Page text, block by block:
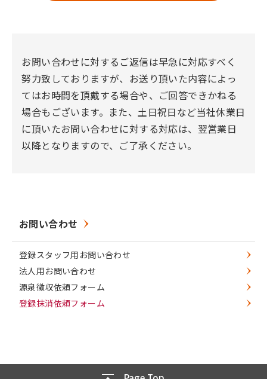
お問い合わせに対するご返信は早急に対応すべく
努力致しておりますが、お送り頂いた内容によっ
てはお時間を頂戴する場合や、ご回答できかねる
場合もございます。また、土日祝日など当社休業日
に頂いたお問い合わせに対する対応は、翌営業日
以降となりますので、ご了承ください。
お問い合わせ
登録スタッフ用お問い合わせ
法人用お問い合わせ
源泉徴収依頼フォーム
登録抹消依頼フォーム